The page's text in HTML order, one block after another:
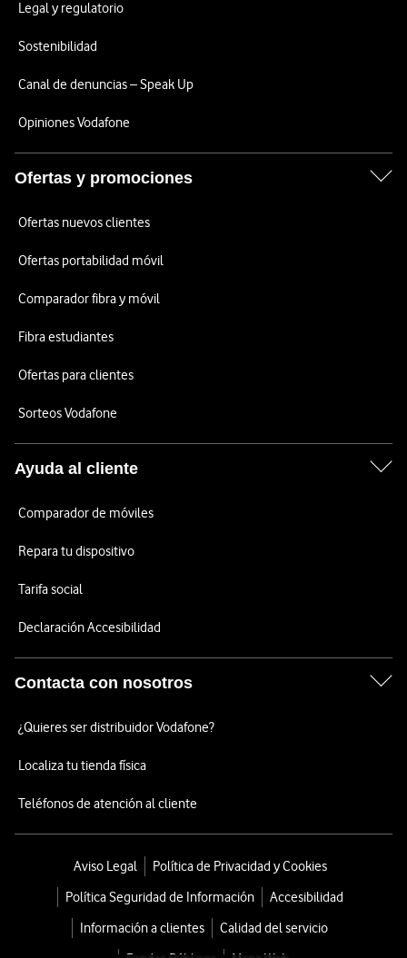
Legal y regulatorio
Sostenibilidad
Canal de denuncias – Speak Up
Opiniones Vodafone
Ofertas y promociones
Ofertas nuevos clientes
Ofertas portabilidad móvil
Comparador fibra y móvil
Fibra estudiantes
Ofertas para clientes
Sorteos Vodafone
Ayuda al cliente
Comparador de móviles
Repara tu dispositivo
Tarifa social
Declaración Accesibilidad
Contacta con nosotros
¿Quieres ser distribuidor Vodafone?
Localiza tu tienda física
Teléfonos de atención al cliente
Aviso Legal
Política de Privacidad y Cookies
Política Seguridad de Información
Accesibilidad
Información a clientes
Calidad del servicio